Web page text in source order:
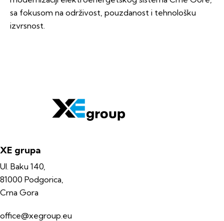
sa fokusom na održivost, pouzdanost i tehnološku
izvrsnost.
XE grupa
Ul. Baku 140,
81000 Podgorica,
Crna Gora
office@xegroup.eu